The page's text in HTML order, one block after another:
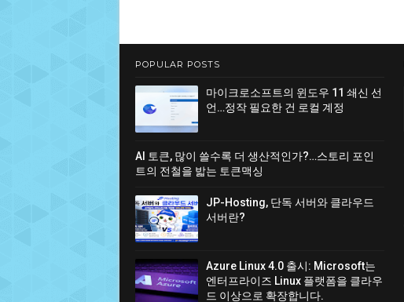
POPULAR POSTS
마이크로소프트의 윈도우 11 쇄신 선
언…정작 필요한 건 로컬 계정
AI 토큰, 많이 쓸수록 더 생산적인가?…스토리 포인
트의 전철을 밟는 토큰맥싱
JP-Hosting, 단독 서버와 클라우드
서버란?
Azure Linux 4.0 출시: Microsoft는
엔터프라이즈 Linux 플랫폼을 클라우
드 이상으로 확장합니다.